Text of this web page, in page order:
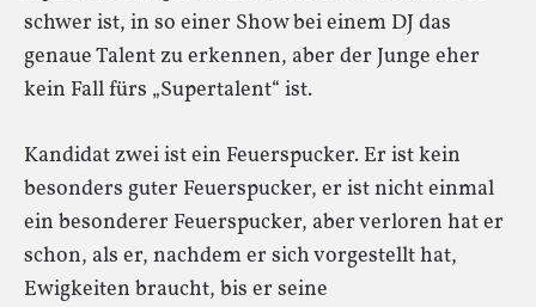
schwer ist, in so einer Show bei einem DJ das
genaue Talent zu erkennen, aber der Junge eher
kein Fall fürs „Supertalent“ ist.
Kandidat zwei ist ein Feuerspucker. Er ist kein
besonders guter Feuerspucker, er ist nicht einmal
ein besonderer Feuerspucker, aber verloren hat er
schon, als er, nachdem er sich vorgestellt hat,
Ewigkeiten braucht, bis er seine